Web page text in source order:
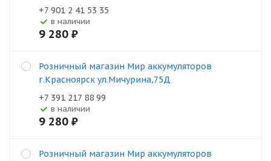
+7 901 2 41 53 35
В наличии
9 280 ₽
Розничный магазин Мир аккумуляторов
г.Красноярск ул.Мичурина,75Д
+7 391 217 88 99
В наличии
9 280 ₽
Розничный магазин Мир аккумуляторов